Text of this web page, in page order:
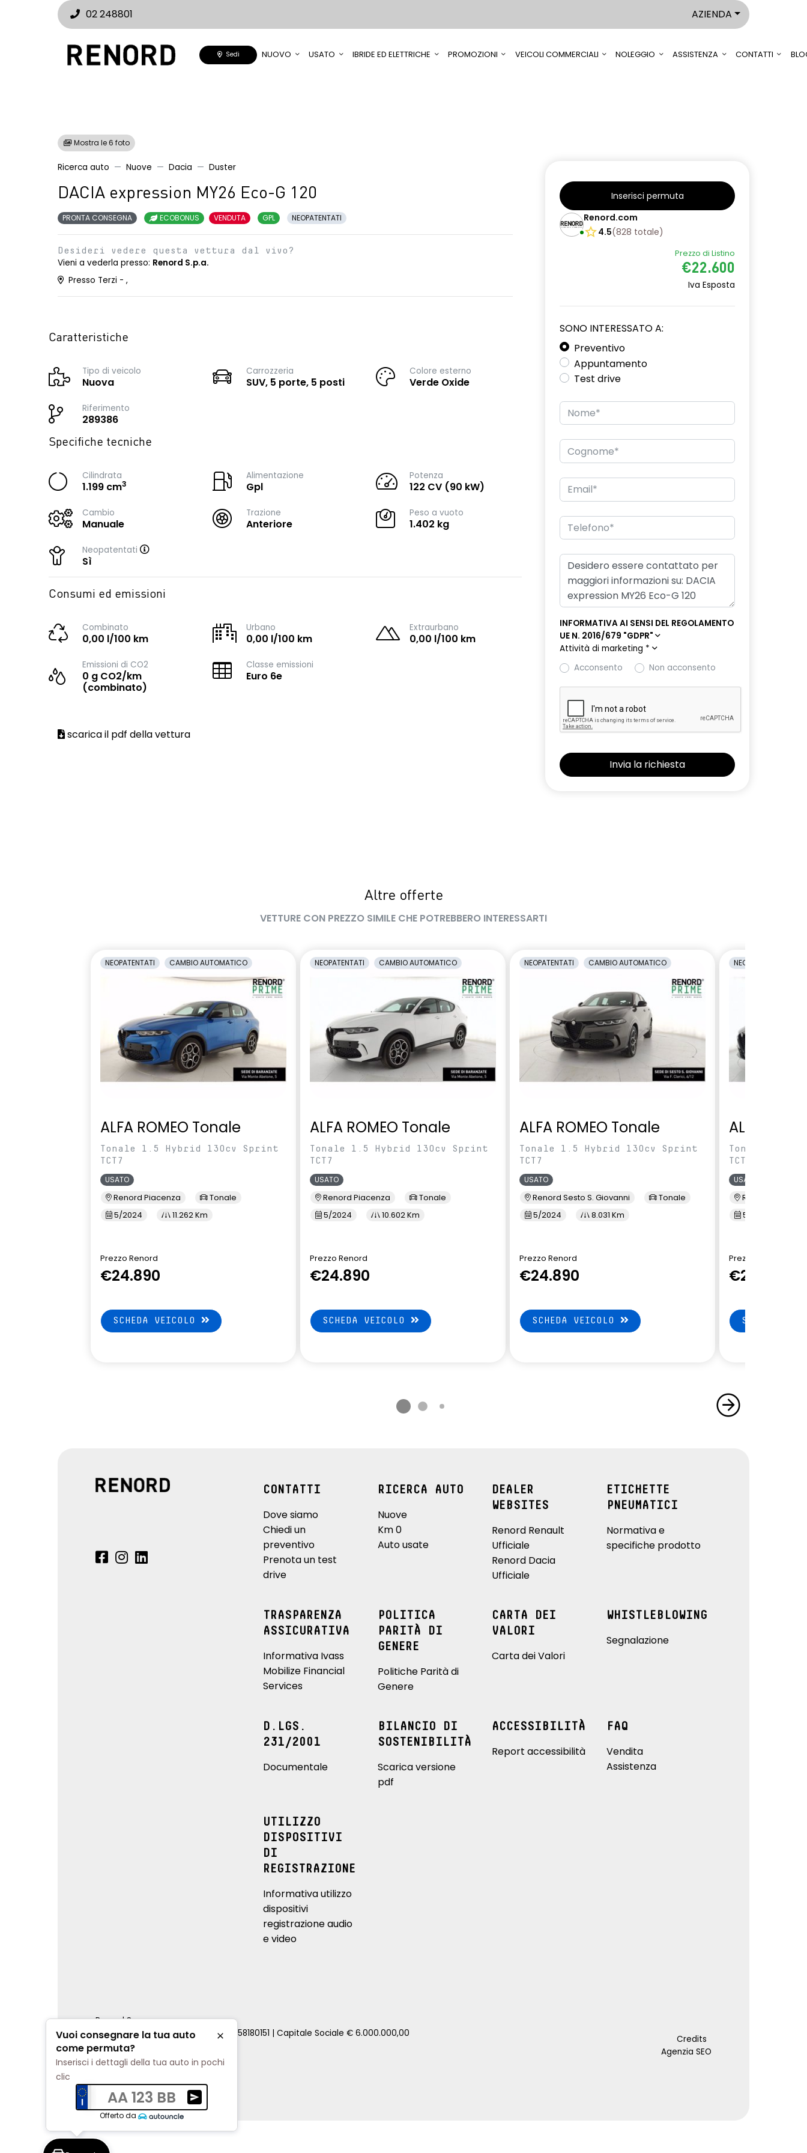
02 248801 AZIENDA
Sedi NUOVO USATO IBRIDE ED ELETTRICHE PROMOZIONI VEICOLI COMMERCIALI NOLEGGIO ASSISTENZA CONTATTI
Mostra le 6 foto
Ricerca auto Nuove Dacia Duster
DACIA expression MY26 Eco-G 120
PRONTA CONSEGNA ECOBONUS VENDUTA GPL NEOPATENTATI
Desideri vedere questa vettura dal vivo?
Vieni a vederla presso: Renord S.p.a.
Presso Terzi - ,
Caratteristiche
Tipo di veicolo
Nuova
Carrozzeria
SUV, 5 porte, 5 posti
Colore esterno
Verde Oxide
Riferimento
289386
Specifiche tecniche
Cilindrata
1.199 cm3
Alimentazione
Gpl
Potenza
122 CV (90 kW)
Cambio
Manuale
Trazione
Anteriore
Peso a vuoto
1.402 kg
Neopatentati
Sì
Consumi ed emissioni
Combinato
0,00 l/100 km
Urbano
0,00 l/100 km
Extraurbano
0,00 l/100 km
Emissioni di CO2
0 g CO2/km
(combinato)
Classe emissioni
Euro 6e
scarica il pdf della vettura
Inserisci permuta
Renord.com
4.5(828 totale)
Prezzo di Listino
€22.600
Iva Esposta
SONO INTERESSATO A:
Preventivo
Appuntamento
Test drive
INFORMATIVA AI SENSI DEL REGOLAMENTO
UE N. 2016/679 "GDPR"
Attività di marketing *
Acconsento
Non acconsento
Altre offerte
VETTURE CON PREZZO SIMILE CHE POTREBBERO INTERESSARTI
NEOPATENTATI CAMBIO AUTOMATICO
ALFA ROMEO Tonale
Tonale 1.5 Hybrid 130cv Sprint
TCT7
USATO
Renord Piacenza
Tonale
5/2024
11.262 Km
Prezzo Renord
€24.890
SCHEDA VEICOLO
NEOPATENTATI CAMBIO AUTOMATICO
ALFA ROMEO Tonale
Tonale 1.5 Hybrid 130cv Sprint
TCT7
USATO
Renord Piacenza
Tonale
5/2024
10.602 Km
Prezzo Renord
€24.890
SCHEDA VEICOLO
NEOPATENTATI CAMBIO AUTOMATICO
ALFA ROMEO Tonale
Tonale 1.5 Hybrid 130cv Sprint
TCT7
USATO
Renord Sesto S. Giovanni
Tonale
5/2024
8.031 Km
Prezzo Renord
€24.890
SCHEDA VEICOLO
NEOPATENTATI
ALFA
Tonale 1.5
TCT7
USATO
Renord
5/2024
Prezzo Renord
€24.890
SCHEDA
CONTATTI
Dove siamo
Chiedi un
preventivo
Prenota un test
drive
RICERCA AUTO
Nuove
Km 0
Auto usate
DEALER
WEBSITES
Renord Renault
Ufficiale
Renord Dacia
Ufficiale
ETICHETTE
PNEUMATICI
Normativa e
specifiche prodotto
TRASPARENZA
ASSICURATIVA
Informativa Ivass
Mobilize Financial
Services
POLITICA
PARITÀ DI
GENERE
Politiche Parità di
Genere
CARTA DEI
VALORI
Carta dei Valori
WHISTLEBLOWING
Segnalazione
D.LGS.
231/2001
Documentale
BILANCIO DI
SOSTENIBILITÀ
Scarica versione
pdf
ACCESSIBILITÀ
Report accessibilità
FAQ
Vendita
Assistenza
UTILIZZO
DISPOSITIVI
DI
REGISTRAZIONE
Informativa utilizzo
dispositivi
registrazione audio
e video
Renord S.p.a.
REA Milano 810796 | P.IVA e C.F. 00858180151 | Capitale Sociale € 6.000.000,00
Cookie Policy
Privacy Policy
Impostazioni di tracciamento
Credits
Agenzia SEO
Vuoi consegnare la tua auto
come permuta?
Chiudi
Inserisci i dettagli della tua auto in pochi
clic
AA 123 BB
Ricevi una valutazione della tua auto senza impegno
Offerto da